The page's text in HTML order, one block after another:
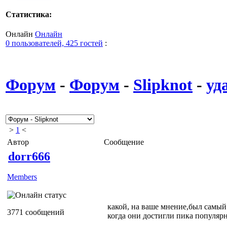
Статистика:
Онлайн Онлайн
0 пользователей, 425 гостей :
Форум - Форум - Slipknot -
> 1 <
Автор
Сообщение
dorr666
Members
3771 сообщений
какой, на ваше мнение,был
когда они достигли пика